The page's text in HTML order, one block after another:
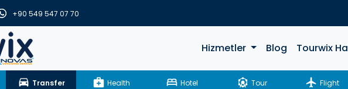
+90 549 547 07 70
Hizmetler Blog Tourwix
drive_eta Transfer medical_services Health bed Hotel attractions Tour flight Flight